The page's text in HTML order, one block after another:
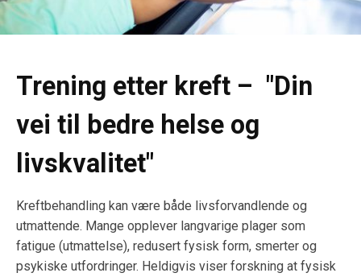
Trening etter kreft – "Din
vei til bedre helse og
livskvalitet"
Kreftbehandling kan være både livsforvandlende og
utmattende. Mange opplever langvarige plager som
fatigue (utmattelse), redusert fysisk form, smerter og
psykiske utfordringer. Heldigvis viser forskning at fysisk